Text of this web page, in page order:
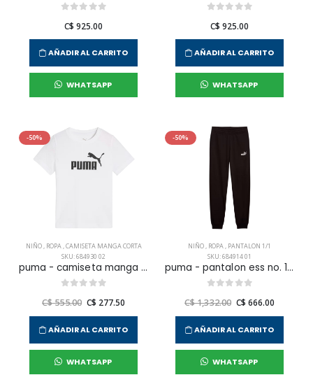
C$ 925.00
AÑADIR AL CARRITO
WHATSAPP
C$ 925.00
AÑADIR AL CARRITO
WHATSAPP
-50%
NIÑO, ROPA,CAMISETA MANGA CORTA
SKU: 684930 02
puma - camiseta manga corta ess no. 1 logo tee para niño junior
C$ 555.00 C$ 277.50
AÑADIR AL CARRITO
WHATSAPP
-50%
NIÑO, ROPA, PANTALON 1/1
SKU: 684914 01
puma - pantalon ess no. 1 logo b jr
C$ 1,332.00 C$ 666.00
AÑADIR AL CARRITO
WHATSAPP